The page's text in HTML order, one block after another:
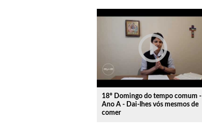
play_circle_outline
18º Domingo do tempo comum -
Ano A - Dai-lhes vós mesmos de
comer